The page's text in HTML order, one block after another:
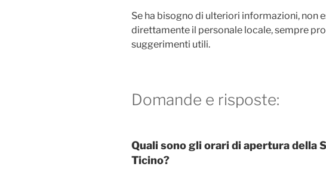
Se ha bisogno di ulteriori informazioni, non
direttamente il personale locale, sempre
suggerimenti utili.
Domande e risposte:
Quali sono gli orari di apertura della
Ticino?